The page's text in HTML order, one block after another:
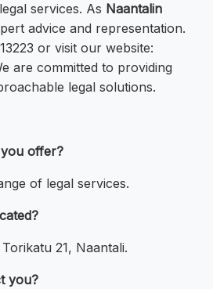
services. As Naantalin
advice and representation.
or visit our website:
are committed to providing
legal solutions.
offer?
of legal services.
21, Naantali.
you?